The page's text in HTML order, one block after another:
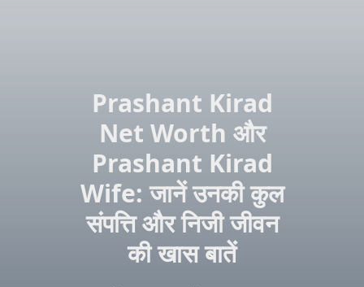
Prashant Kirad
Net Worth और
Prashant Kirad
Wife: जानें उनकी कुल
संपत्ति और निजी जीवन
की खास बातें